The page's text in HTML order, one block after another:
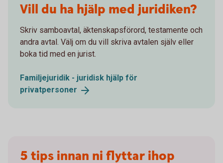
Vill du ha hjälp med juridiken?
Skriv samboavtal, äktenskapsförord, testamente och
andra avtal. Välj om du vill skriva avtalen själv eller
boka tid med en jurist.
Familjejuridik - juridisk hjälp för
privatpersoner
5 tips innan ni flyttar ihop